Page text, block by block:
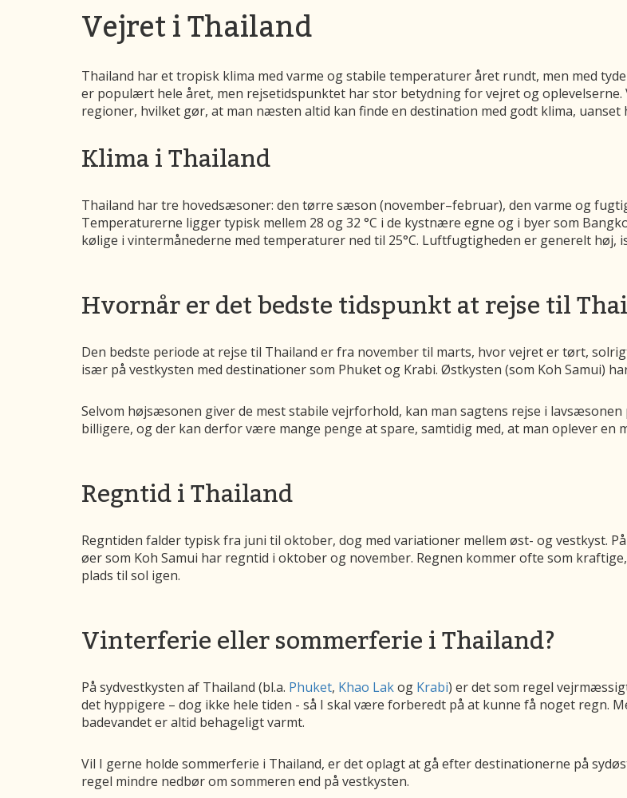
Vejret i Thailand
Thailand har et tropisk klima med varme og stabile temperaturer året rundt, men med
er populært hele året, men rejsetidspunktet har stor betydning for vejret og oplevelserne.
regioner, hvilket gør, at man næsten altid kan finde en destination med godt klima, uanset
Klima i Thailand
Thailand har tre hovedsæsoner: den tørre sæson (november–februar), den varme og
Temperaturerne ligger typisk mellem 28 og 32 °C i de kystnære egne og i byer som
kølige i vintermånederne med temperaturer ned til 25°C. Luftfugtigheden er generelt høj,
Hvornår er det bedste tidspunkt at rejse til
Den bedste periode at rejse til Thailand er fra november til marts, hvor vejret er tørt,
især på vestkysten med destinationer som Phuket og Krabi. Østkysten (som Koh Samui)
Selvom højsæsonen giver de mest stabile vejrforhold, kan man sagtens rejse i
billigere, og der kan derfor være mange penge at spare, samtidig med, at man oplever en
Regntid i Thailand
Regntiden falder typisk fra juni til oktober, dog med variationer mellem øst- og vestkyst.
øer som Koh Samui har regntid i oktober og november. Regnen kommer ofte som
plads til sol igen.
Vinterferie eller sommerferie i Thailand?
På sydvestkysten af Thailand (bl.a. Phuket, Khao Lakog Krabi) er det som regel
det hyppigere – dog ikke hele tiden - så I skal være forberedt på at kunne få noget regn.
badevandet er altid behageligt varmt.
Vil I gerne holde sommerferie i Thailand, er det oplagt at gå efter destinationerne på
regel mindre nedbør om sommeren end på vestkysten.